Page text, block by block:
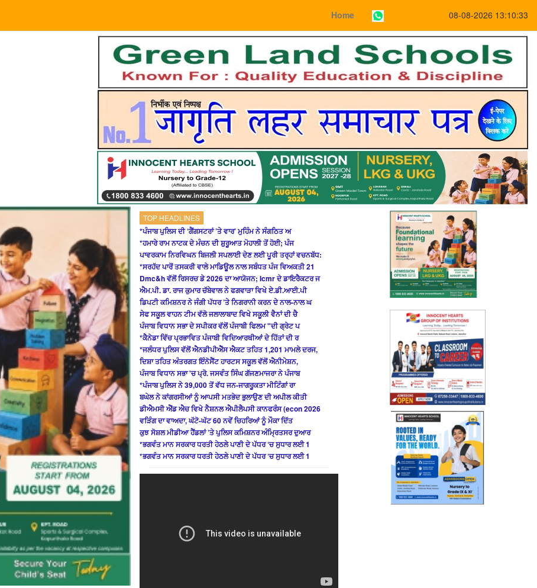
Home 08-08-2026 13:10:33
TOP HEADLINES
*ਪੰਜਾਬ ਪੁਲਿਸ ਦੀ ‘ਗੈਂਗਸਟਰਾਂ ’ਤੇ ਵਾਰ’ ਮੁਹਿੰਮ ਨੇ ਸੰਗਠਿਤ ਅ
*ਹਮਾਰੇ ਰਾਮ ਨਾਟਕ ਦੇ ਮੰਚਨ ਦੀ ਸ਼ੁਰੂਆਤ ਮੋਹਾਲੀ ਤੋਂ ਹੋਈ; ਪੰਜ
ਪਾਵਰਕਾਮ ਨਿਰਵਿਘਨ ਬਿਜਲੀ ਸਪਲਾਈ ਦੇਣ ਲਈ ਪੂਰੀ ਤਰ੍ਹਾਂ ਵਚਨਬੱਧ:
*ਸਰਹੱਦ ਪਾਰੋਂ ਤਸਕਰੀ ਵਾਲੇ ਮਾਡਿਊਲ ਨਾਲ ਸਬੰਧਤ ਪੰਜ ਵਿਅਕਤੀ 21
Dmc&h ਵੱਲੋਂ ਰਿਸਰਚ ਡੇ 2026 ਦਾ ਆਯੋਜਨ; Icmr ਦੇ ਡਾਇਰੈਕਟਰ ਜ
ਐਮ.ਪੀ. ਡਾ. ਰਾਜ ਕੁਮਾਰ ਚੱਬੇਵਾਲ ਨੇ ਫਗਵਾੜਾ ਵਿਖੇ ਏ.ਡੀ.ਆਈ.ਪੀ
ਡਿਪਟੀ ਕਮਿਸ਼ਨਰ ਨੇ ਜੰਗੀ ਪੱਧਰ ’ਤੇ ਨਿਗਰਾਨੀ ਕਰਨ ਦੇ ਨਾਲ-ਨਾਲ ਘ
ਸੇਫ ਸਕੂਲ ਵਾਹਨ ਟੀਮ ਵੱਲੋ ਜਲਾਲਾਬਾਦ ਵਿਖੇ ਸਕੂਲੀ ਵੈਨਾਂ ਦੀ ਚੈ
ਪੰਜਾਬ ਵਿਧਾਨ ਸਭਾ ਦੇ ਸਪੀਕਰ ਵੱਲੋਂ ਪੰਜਾਬੀ ਫਿਲਮ "ਦੀ ਗ੍ਰੇਟ ਪ
*ਕੈਨੇਡਾ ਵਿੱਚ ਪ੍ਰਭਾਵਿਤ ਪੰਜਾਬੀ ਵਿਦਿਆਰਥੀਆਂ ਦੇ ਹਿੱਤਾਂ ਦੀ ਰ
*ਜਲੰਧਰ ਪੁਲਿਸ ਵੱਲੋਂ ਐਨਡੀਪੀਐੱਸ ਐਕਟ ਤਹਿਤ 1,201 ਮਾਮਲੇ ਦਰਜ,
ਦਿਸ਼ਾ ਤਹਿਤ ਅੰਤਰਗਤ ਇੰਨੋਸੈਂਟ ਹਾਰਟਸ ਸਕੂਲ ਵੱਲੋਂ ਐਨੀਮੇਸ਼ਨ,
ਪੰਜਾਬ ਵਿਧਾਨ ਸਭਾ 'ਚ ਪ੍ਰੋ. ਜਸਵੰਤ ਸਿੰਘ ਗੱਜਣਮਾਜਰਾ ਨੇ ਪੰਜਾਬ
*ਪੰਜਾਬ ਪੁਲਿਸ ਨੇ 39,000 ਤੋਂ ਵੱਧ ਜਨ-ਜਾਗਰੂਕਤਾ ਮੀਟਿੰਗਾਂ ਰਾ
ਬਘੇਲ ਨੇ ਕਾਂਗਰਸੀਆਂ ਨੂੰ ਆਪਸੀ ਮਤਭੇਦ ਭੁਲਾਉਣ ਦੀ ਅਪੀਲ ਕੀਤੀ
ਡੀਐਮਸੀ ਐਂਡ ਐਚ ਵਿਖੇ ਨੈਸ਼ਨਲ ਐਪੀਲੈਪਸੀ ਕਾਨਫਰੰਸ (econ 2026
ਵੜਿੰਗ ਦਾ ਵਾਅਦਾ, ਘੱਟੋ-ਘੱਟ 60 ਨਵੇਂ ਚਿਹਰਿਆਂ ਨੂੰ ਮੌਕਾ ਦਿੱਤ
ਕੁਝ ਸੋਸ਼ਲ ਮੀਡੀਆ ਹੈਂਡਲਾਂ ’ਤੇ ਪੁਲਿਸ ਕਮਿਸ਼ਨਰ ਅੰਮ੍ਰਿਤਸਰ ਦੁਆਰ
*ਭਗਵੰਤ ਮਾਨ ਸਰਕਾਰ ਧਰਤੀ ਹੇਠਲੇ ਪਾਣੀ ਦੇ ਪੱਧਰ ‘ਚ ਸੁਧਾਰ ਲਈ 1
*ਭਗਵੰਤ ਮਾਨ ਸਰਕਾਰ ਧਰਤੀ ਹੇਠਲੇ ਪਾਣੀ ਦੇ ਪੱਧਰ ‘ਚ ਸੁਧਾਰ ਲਈ 1